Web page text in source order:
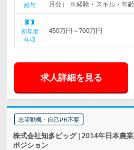
給与
月分） ※経験・スキル・年
初年度
年収
450万円～700万円
求人詳細を見る
志望動機・自己PR不要
株式会社知多ピッグ | 2014年日本農
ポジション